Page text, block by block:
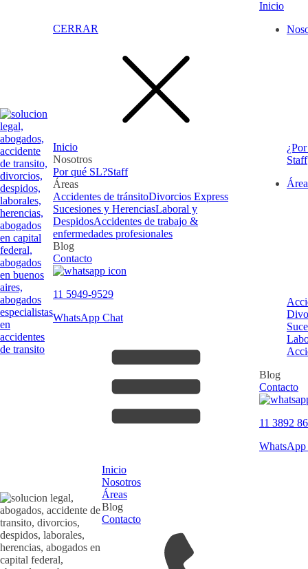
CERRAR
Inicio
Nosotros
Por qué SL?Staff
Áreas
Accidentes de tránsitoDivorcios Express
Sucesiones y HerenciasLaboral y
DespidosAccidentes de trabajo &
enfermedades profesionales
Blog
Contacto
11 5949-9529
WhatsApp Chat
Inicio
Staff
Blog
Contacto
11 3892
WhatsApp
Inicio
Nosotros
Áreas
Blog
Contacto